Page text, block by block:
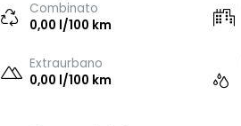
Combinato
0,00 l/100 km
Extraurbano
0,00 l/100 km